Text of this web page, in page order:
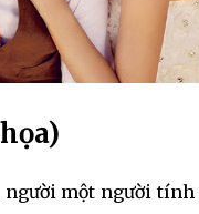
người một người